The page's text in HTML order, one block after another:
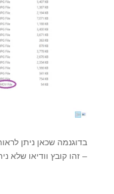
– זהו קובץ וודיאו שלא